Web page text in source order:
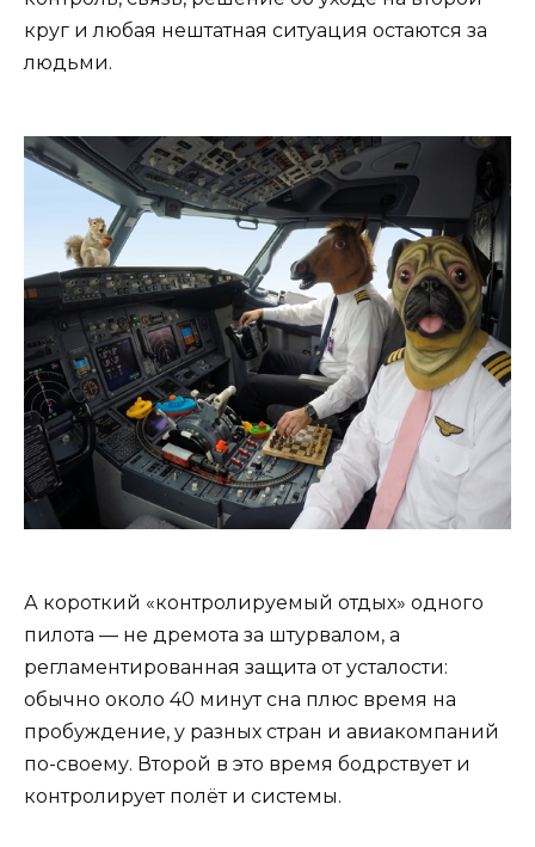
круг и любая нештатная ситуация остаются за
людьми.
А короткий «контролируемый отдых» одного
пилота — не дремота за штурвалом, а
регламентированная защита от усталости:
обычно около 40 минут сна плюс время на
пробуждение, у разных стран и авиакомпаний
по-своему. Второй в это время бодрствует и
контролирует полёт и системы.